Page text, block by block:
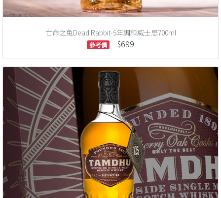
亡命之兔Dead Rabbit-5年調和威士忌700ml
參考價 $699